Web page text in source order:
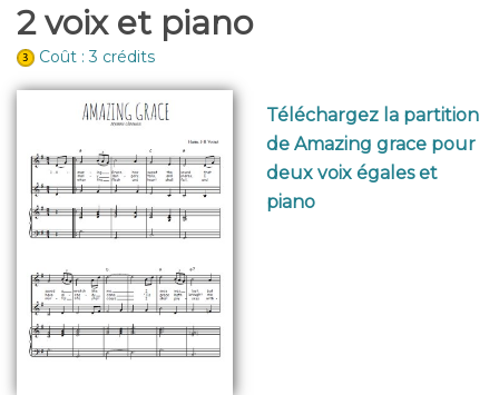
2 voix et piano
Coût : 3 crédits
Téléchargez la partition
de Amazing grace pour
deux voix égales et
piano